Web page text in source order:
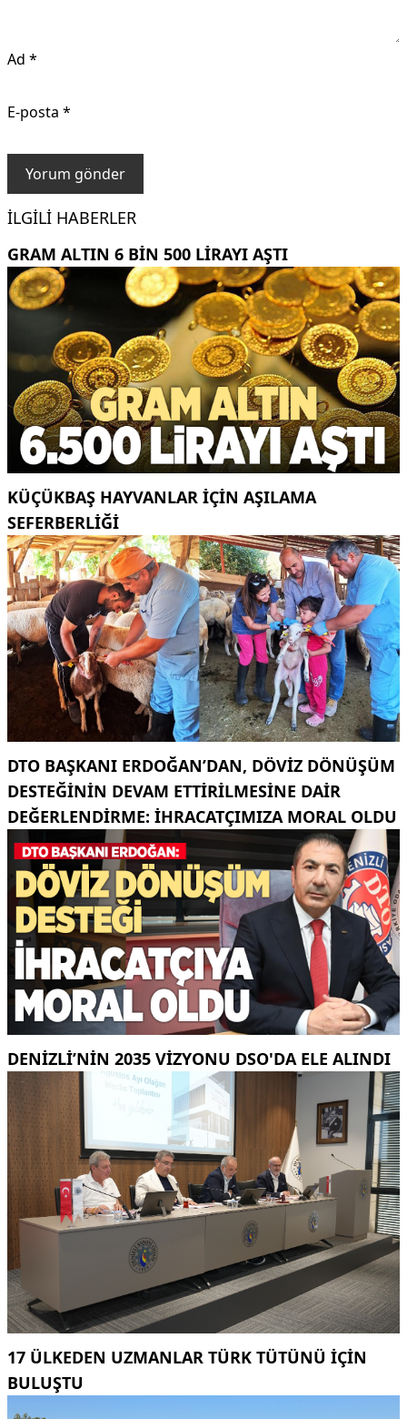
Ad *
E-posta *
İLGILI HABERLER
GRAM ALTIN 6 BIN 500 LIRAYI AŞTI
KÜÇÜKBAŞ HAYVANLAR İÇİN AŞILAMA
SEFERBERLİĞİ
DTO BAŞKANI ERDOĞAN’DAN, DÖVIZ DÖNÜŞÜM
DESTEĞININ DEVAM ETTIRILMESINE DAIR
DEĞERLENDIRME: İHRACATÇIMIZA MORAL OLDU
DENIZLI’NIN 2035 VIZYONU DSO'DA ELE ALINDI
17 ÜLKEDEN UZMANLAR TÜRK TÜTÜNÜ IÇIN
BULUŞTU